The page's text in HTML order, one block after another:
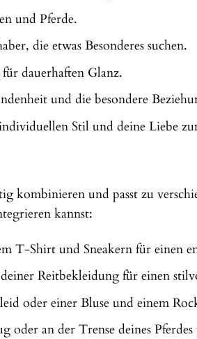
und Pferde.
die etwas Besonderes suchen.
dauerhaften Glanz.
und die besondere
Stil und deine Liebe
kombinieren und passt zu
kannst:
T-Shirt und Sneakern für einen
Reitbekleidung für einen
oder einer Bluse und einem
oder an der Trense deines